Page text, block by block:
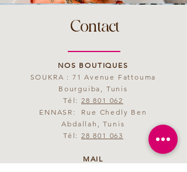
Contact
NOS BOUTIQUES
SOUKRA : 71 Avenue Fattouma
Bourguiba, Tunis
Tél: 28 801 062
ENNASR: Rue Chedly Ben
Abdallah, Tunis
Tél: 28 801 063
MAIL